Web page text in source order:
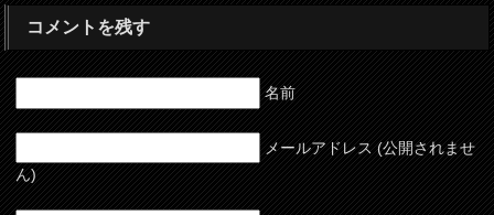
コメントを残す
名前
メールアドレス (公開されませ
ん)